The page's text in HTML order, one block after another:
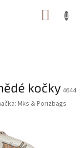
kočky 4644
Mks & Porizbags